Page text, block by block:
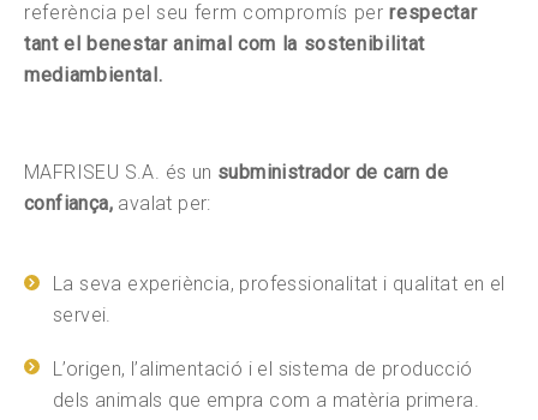
referència pel seu ferm compromís perrespectar
tant el benestar animal com la sostenibilitat
mediambiental.
MAFRISEU S.A. és un subministrador de carn de
confiança, avalat per:
La seva experiència, professionalitat i qualitat en el
servei.
L’origen, l’alimentació i el sistema de producció
dels animals que empra com a matèria primera.